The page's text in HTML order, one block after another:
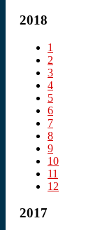
2018
1
2
3
4
5
6
7
8
9
10
11
12
2017